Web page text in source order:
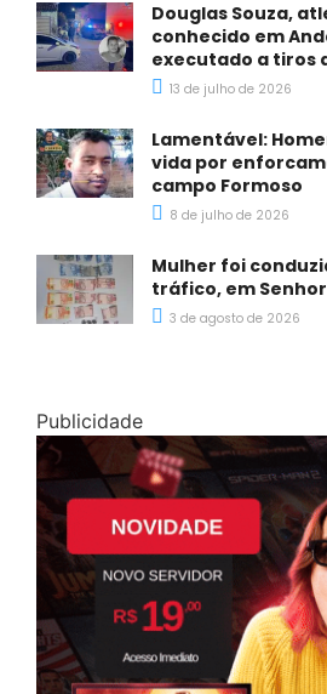
Douglas Souza,
conhecido em
executado a tiros
13 de julho de 2026
Lamentável:
vida por
campo Formoso
8 de julho de 2026
Mulher foi
tráfico, em
3 de agosto de 2026
Publicidade